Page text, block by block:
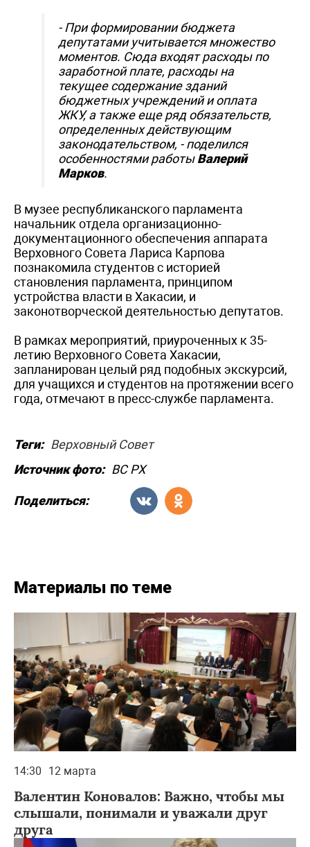
- При формировании бюджета
депутатами учитывается множество
моментов. Сюда входят расходы по
заработной плате, расходы на
текущее содержание зданий
бюджетных учреждений и оплата
ЖКУ, а также еще ряд обязательств,
определенных действующим
законодательством, - поделился
особенностями работыВалерий
Марков.
В музее республиканского парламента
начальник отдела организационно-
документационного обеспечения аппарата
Верховного Совета Лариса Карпова
познакомила студентов с историей
становления парламента, принципом
устройства власти в Хакасии, и
законотворческой деятельностью депутатов.
В рамках мероприятий, приуроченных к 35-
летию Верховного Совета Хакасии,
запланирован целый ряд подобных экскурсий,
для учащихся и студентов на протяжении всего
года, отмечают в пресс-службе парламента.
Теги: Верховный Совет
Источник фото: ВС РХ
Поделиться:
Материалы по теме
14:30 12 марта
Валентин Коновалов: Важно, чтобы мы
слышали, понимали и уважали друг
друга